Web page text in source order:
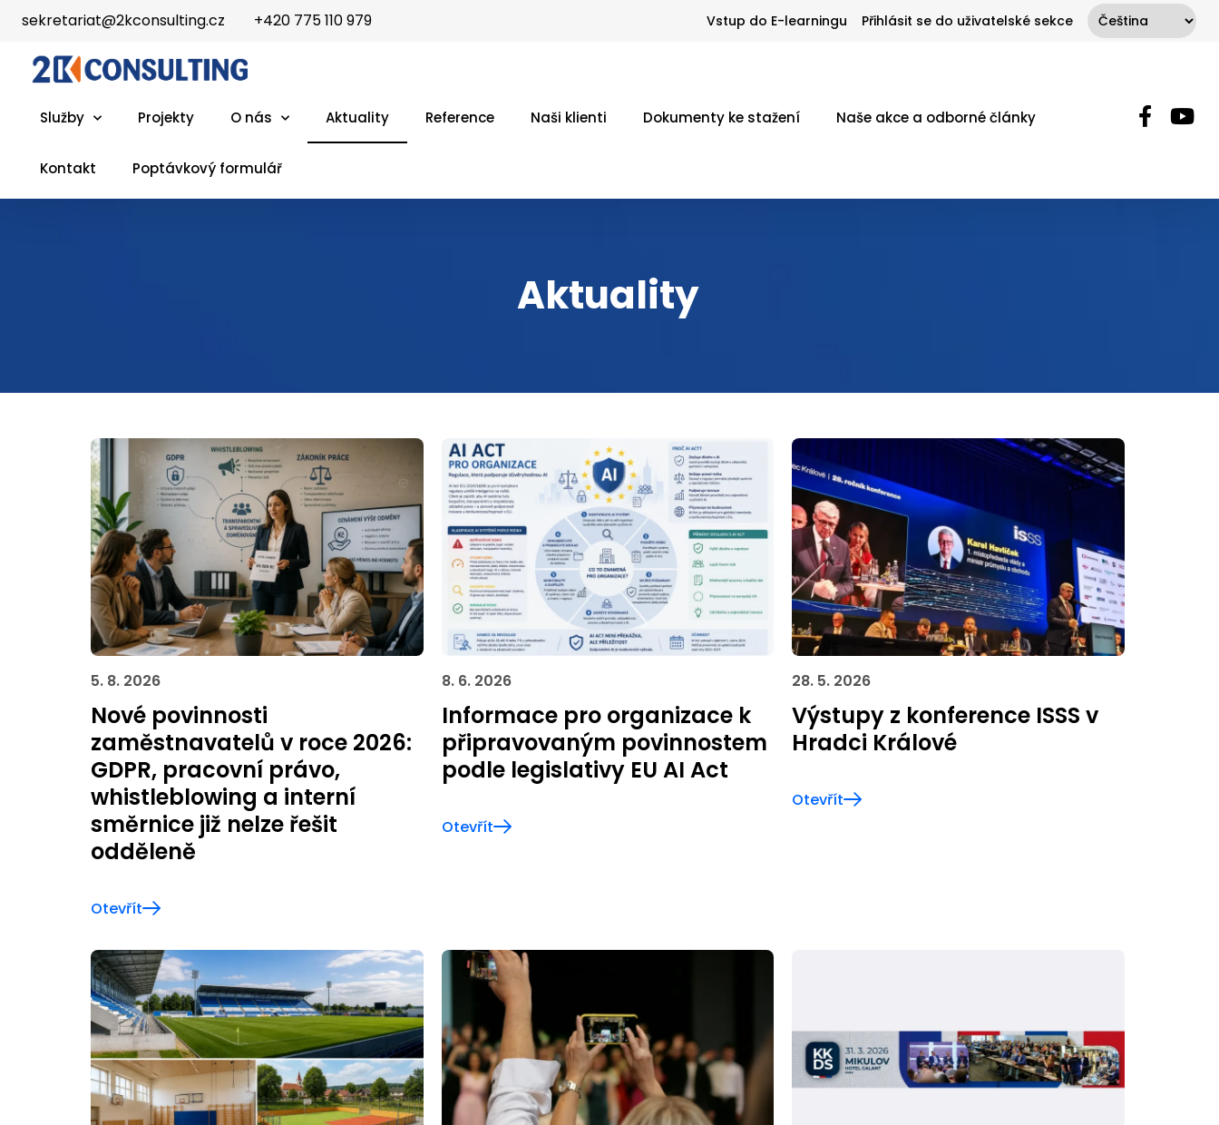
sekretariat@2kconsulting.cz +420 775 110 979 Vstup do E-learningu Přihlásit se do uživatelské sekce
Služby Projekty O nás Aktuality Reference Naši klienti Dokumenty ke stažení Naše akce a odborné články
Kontakt Poptávkový formulář
Aktuality
5. 8. 2026
Nové povinnosti
zaměstnavatelů v roce 2026:
GDPR, pracovní právo,
whistleblowing a interní
směrnice již nelze řešit
odděleně
Otevřít
8. 6. 2026
Informace pro organizace k
připravovaným povinnostem
podle legislativy EU AI Act
Otevřít
28. 5. 2026
Výstupy z konference ISSS v
Hradci Králové
Otevřít